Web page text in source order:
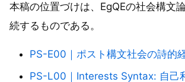
本稿の位置づけは、EgQEの社会構文
続するものである。
PS-E00｜ポスト構文社会の詩的
PS-L00｜Interests Syntax: 自己